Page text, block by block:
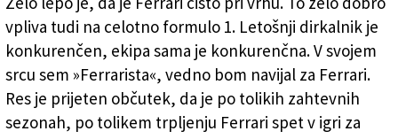
vpliva tudi na celotno formulo 1. Letošnji dirkalnik je
konkurenčen, ekipa sama je konkurenčna. V svojem
srcu sem »Ferrarista«, vedno bom navijal za Ferrari.
Res je prijeten občutek, da je po tolikih zahtevnih
sezonah, po tolikem trpljenju Ferrari spet v igri za